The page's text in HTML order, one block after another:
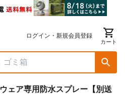
ログイン・新規会員登録
カート
ェア専用防水スプレー【別送